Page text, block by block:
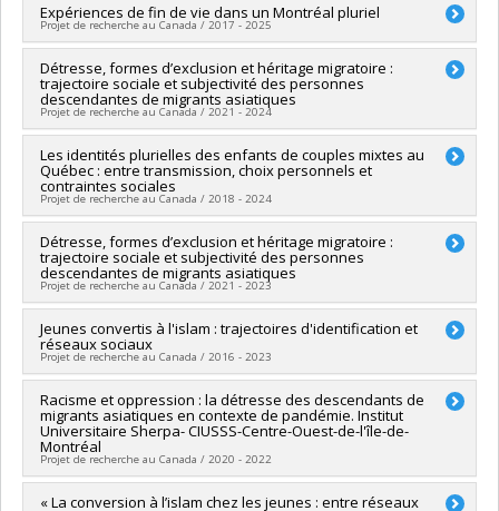
Lead researcher :Marianne Kempeneers
Co-researchers : Josianne Le Gall,
Joanie Maclure
Funding sources:CRSH/Conseil de recherches en sciences
humaines du Canada
Grant programs:PVX99097-Subvention de développement de
partenariat
Expériences de fin de vie dans un Montréal pluriel
Projet de recherche au Canada / 2017 - 2025
Lead researcher : Sylvie Fortin
Co-researchers :Jean Ignace Olazabal,Géraldine Mossière
Josianne Le Gall,Lilyane Rachedi
Funding sources:CRSH/Conseil de recherches en sciences
humaines du Canada
Grant programs:PVXXXXXX-Subvention Savoir
Historical period:Modern Times
Détresse, formes d’exclusion et héritage migratoire :
trajectoire sociale et subjectivité des personnes
descendantes de migrants asiatiques
Projet de recherche au Canada / 2021 - 2024
Lead researcher : Sophie Hamisultane
Co-researchers :Josianne Le Gall,Edward Ou Jin Lee
Funding sources:CRSH/Conseil de recherches en sciences
humaines du Canada
Grant programs:
PV153480-Subventions de développement
Savoir
Les identités plurielles des enfants de couples mixtes au
Québec : entre transmission, choix personnels et
contraintes sociales
Projet de recherche au Canada / 2018 - 2024
Lead researcher : Josianne Le Gall
Co-researchers :Deirdre Meintel ,Géraldine Mossière
Yampolsky,Sophie Hamisultane
Funding sources:CRSH/Conseil de recherches en sciences
humaines du Canada
Grant programs:PVXXXXXX-Subvention Savoir
Détresse, formes d’exclusion et héritage migratoire :
trajectoire sociale et subjectivité des personnes
descendantes de migrants asiatiques
Projet de recherche au Canada / 2021 - 2023
Co-researchers : Josianne Le Gall,Edward Ou Jin Lee
Funding sources:
humaines du Canada
Savoir
Jeunes convertis à l'islam : trajectoires d'identification et
réseaux sociaux
Projet de recherche au Canada / 2016 - 2023
Lead researcher : Deirdre Meintel,Géraldine Mossière
Co-researchers : Josianne Le Gall
Funding sources:CRSH/Conseil de recherches en sciences
humaines du Canada
Grant programs:PVXXXXXX-Subvention Savoir
Racisme et oppression : la détresse des descendants de
migrants asiatiques en contexte de pandémie. Institut
Universitaire Sherpa- CIUSSS-Centre-Ouest-de-l'île-de-
Montréal
Projet de recherche au Canada / 2020 - 2022
Lead researcher : Sophie Hamisultane
« La conversion à l’islam chez les jeunes : entre réseaux